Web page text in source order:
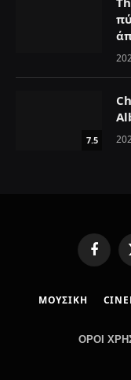
7.5
F
o
ΜΟΥΣΙΚΗ
ΟΡΟΙ